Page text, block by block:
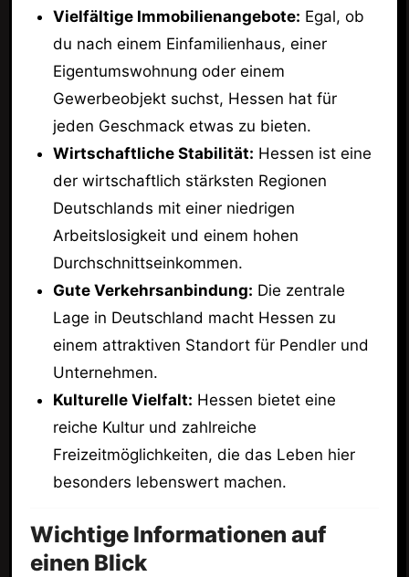
Vielfältige Immobilienangebote: Egal, ob
du nach einem Einfamilienhaus, einer
Eigentumswohnung oder einem
Gewerbeobjekt suchst, Hessen hat für
jeden Geschmack etwas zu bieten.
Wirtschaftliche Stabilität: Hessen ist eine
der wirtschaftlich stärksten Regionen
Deutschlands mit einer niedrigen
Arbeitslosigkeit und einem hohen
Durchschnittseinkommen.
Gute Verkehrsanbindung: Die zentrale
Lage in Deutschland macht Hessen zu
einem attraktiven Standort für Pendler und
Unternehmen.
Kulturelle Vielfalt: Hessen bietet eine
reiche Kultur und zahlreiche
Freizeitmöglichkeiten, die das Leben hier
besonders lebenswert machen.
Wichtige Informationen auf
einen Blick